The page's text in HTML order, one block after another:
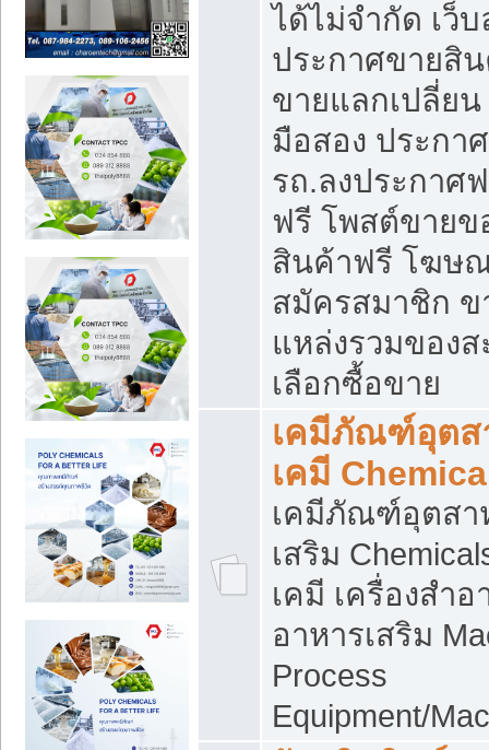
ได้ไม่จำกัด เว็
ประกาศขายสิ
ขายแลกเปลี่ย
มือสอง ประกา
รถ.ลงประกาศ
ฟรี โพสต์ขาย
สินค้าฟรี โฆษ
สมัครสมาชิก ข
แหล่งรวมของ
เลือกซื้อขาย
เคมีภัณฑ์อุตส
เคมี
เคมีภัณฑ์อุตสา
เสริม
เคมี เครื่องสำ
อาหารเสริม
Process
Equipment/